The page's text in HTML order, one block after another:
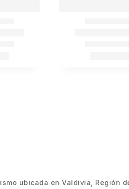
ubicada en Valdivia,